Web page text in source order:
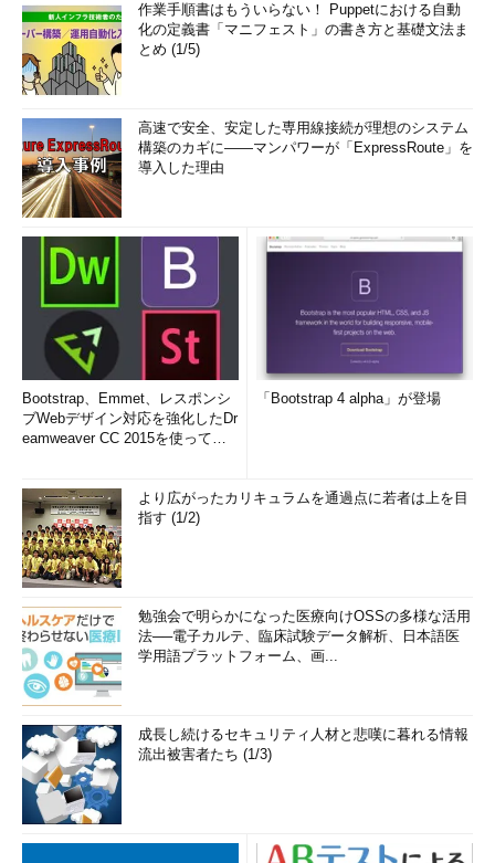
作業手順書はもういらない！ Puppetにおける自動
化の定義書「マニフェスト」の書き方と基礎文法ま
とめ (1/5)
高速で安全、安定した専用線接続が理想のシステム
構築のカギに――マンパワーが「ExpressRoute」を
導入した理由
Bootstrap、Emmet、レスポンシ
ブWebデザイン対応を強化したDr
eamweaver CC 2015を使って
「Bootstrap 4 alpha」が登場
より広がったカリキュラムを通過点に若者は上を目
指す (1/2)
勉強会で明らかになった医療向けOSSの多様な活用
法──電子カルテ、臨床試験データ解析、日本語医
学用語プラットフォーム、画...
成長し続けるセキュリティ人材と悲嘆に暮れる情報
流出被害者たち (1/3)